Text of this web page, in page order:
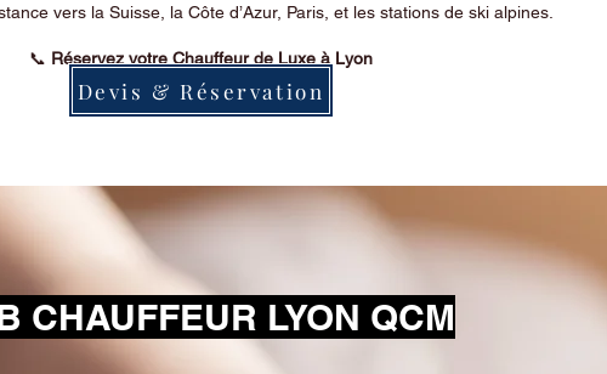
vers la Suisse, la Côte d’Azur, Paris, et les stations de ski alpines.
📞 Réservez votre Chauffeur de Luxe à Lyon
Devis & Réservation
CHAUFFEUR LYON QCM